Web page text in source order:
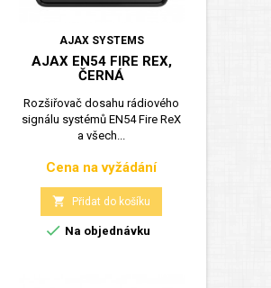
AJAX SYSTEMS
AJAX EN54 FIRE REX,
ČERNÁ
Rozšiřovač dosahu rádiového
signálu systémů EN54 Fire ReX
a všech...
Cena
Cena na vyžádání
 Přidat do košíku
 Na objednávku